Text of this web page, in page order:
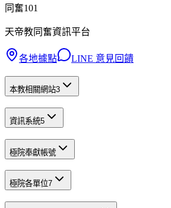
同奮101
天帝教同奮資訊平台
各地據點 LINE 意見回饋
本教相關網站3
資訊系統5
極院奉獻帳號
極院各單位7